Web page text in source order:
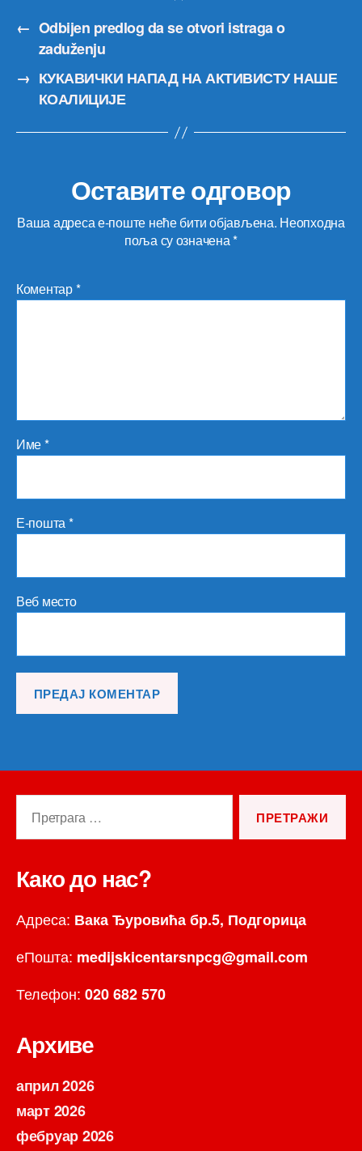
← Odbijen predlog da se otvori istraga o
zaduženju
→ КУКАВИЧКИ НАПАД НА АКТИВИСТУ НАШЕ
КОАЛИЦИЈЕ
Оставите одговор
Ваша адреса е-поште неће бити објављена. Неопходна
поља су означена*
Коментар*
Име*
Е-пошта*
Веб место
Како до нас?
Адреса: Вака Ђуровића бр.5, Подгорица
еПошта: medijskicentarsnpcg@gmail.com
Телефон: 020 682 570
Архиве
април 2026
март 2026
фебруар 2026